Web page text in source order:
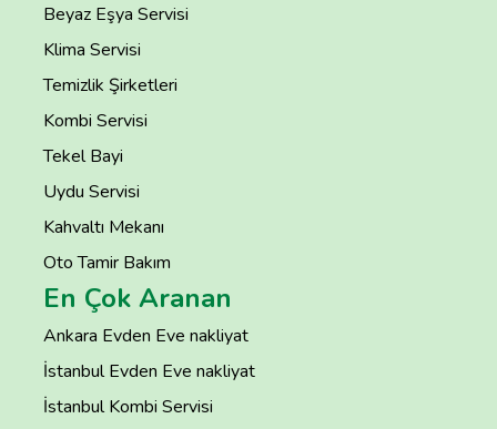
Beyaz Eşya Servisi
Klima Servisi
Temizlik Şirketleri
Kombi Servisi
Tekel Bayi
Uydu Servisi
Kahvaltı Mekanı
Oto Tamir Bakım
En Çok Aranan
Ankara Evden Eve nakliyat
İstanbul Evden Eve nakliyat
İstanbul Kombi Servisi